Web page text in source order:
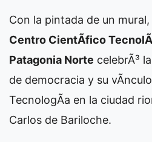
Con la pintada de un mural,
Centro CientÃ­fico
Patagonia Norte celebrÃ³
de democracia y su
TecnologÃ­a en la ciudad
Carlos de Bariloche.